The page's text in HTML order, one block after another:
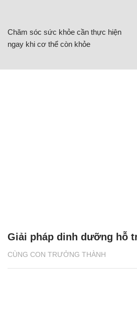
Chăm sóc sức khỏe cần thực hiện
ngay khi cơ thể còn khỏe
CÙNG CON TRƯỞNG THÀNH
Giải pháp dinh dưỡng hỗ